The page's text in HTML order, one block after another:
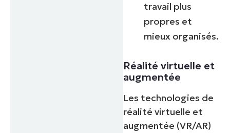
travail plus
propres et
mieux organisés.
Réalité virtuelle et
augmentée
Les technologies de
réalité virtuelle et
augmentée (VR/AR)